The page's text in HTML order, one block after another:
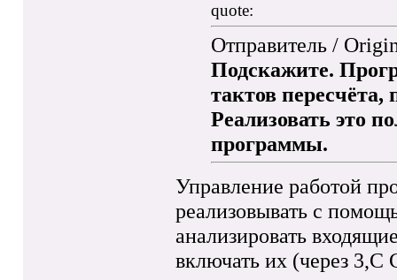
quote:
Отправитель /
Подскажите.
тактов пересчёта,
Реализовать это
программы.
Управление работой
реализовывать с
анализировать
включать их (через 3,С